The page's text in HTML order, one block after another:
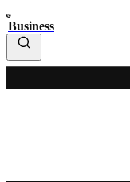
Business